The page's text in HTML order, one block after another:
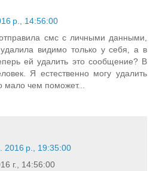
р., 14:56:00
смс с личными данными,
видимо только у себя, а в
ей удалить это сообщение? В
Я естественно могу удалить
мало чем поможет...
2016 р., 19:35:00
г., 14:56:00